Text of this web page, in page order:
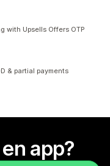
with Upsells Offers OTP
& partial payments
app?